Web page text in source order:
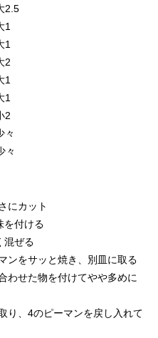
にカット
を付ける
混ぜる
ンをサッと焼き、別皿に取る
わせた物を付けてやや多めに
り、4のピーマンを戻し入れて